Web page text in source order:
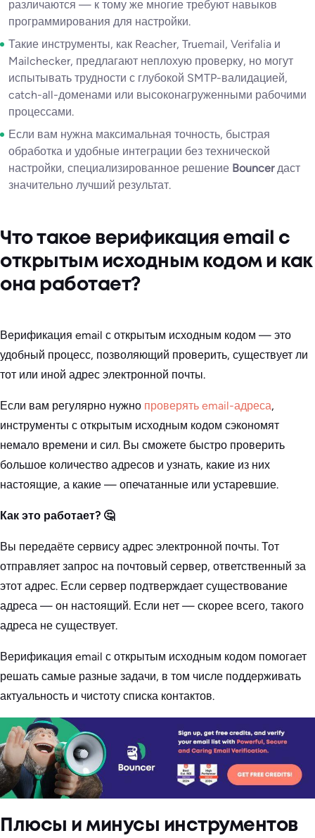
различаются — к тому же многие требуют навыков
программирования для настройки.
Такие инструменты, как Reacher, Truemail, Verifalia и
Mailchecker, предлагают неплохую проверку, но могут
испытывать трудности с глубокой SMTP-валидацией,
catch-all-доменами или высоконагруженными рабочими
процессами.
Если вам нужна максимальная точность, быстрая
обработка и удобные интеграции без технической
настройки, специализированное решение Bouncerдаст
значительно лучший результат.
Что такое верификация email с
открытым исходным кодом и как
она работает?
Верификация email с открытым исходным кодом — это
удобный процесс, позволяющий проверить, существует ли
тот или иной адрес электронной почты.
Если вам регулярно нужно проверять email-адреса,
инструменты с открытым исходным кодом сэкономят
немало времени и сил. Вы сможете быстро проверить
большое количество адресов и узнать, какие из них
настоящие, а какие — опечатанные или устаревшие.
Как это работает? 🤔
Вы передаёте сервису адрес электронной почты. Тот
отправляет запрос на почтовый сервер, ответственный за
этот адрес. Если сервер подтверждает существование
адреса — он настоящий. Если нет — скорее всего, такого
адреса не существует.
Верификация email с открытым исходным кодом помогает
решать самые разные задачи, в том числе поддерживать
актуальность и чистоту списка контактов.
Плюсы и минусы инструментов